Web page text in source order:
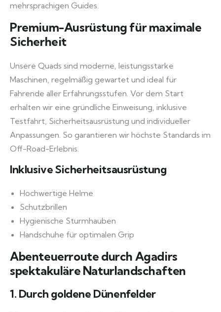
mehrsprachigen Guides.
Premium-Ausrüstung für maximale
Sicherheit
Unsere Quads sind moderne, leistungsstarke
Maschinen, regelmäßig gewartet und ideal für
Fahrende aller Erfahrungsstufen. Vor dem Start
erhalten wir eine gründliche Einweisung, inklusive
Testfahrt, Sicherheitsausrüstung und individueller
Anpassungen. So garantieren wir höchste Standards im
Off-Road-Erlebnis.
Inklusive Sicherheitsausrüstung
Hochwertige Helme
Schutzbrillen
Hygienische Sturmhauben
Handschuhe für optimalen Grip
Abenteuerroute durch Agadirs
spektakuläre Naturlandschaften
1. Durch goldene Dünenfelder